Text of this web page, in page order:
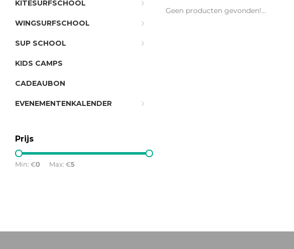
KITESURFSCHOOL
WINGSURFSCHOOL
SUP SCHOOL
KIDS CAMPS
CADEAUBON
EVENEMENTENKALENDER
Prijs
Min: €0 Max: €5
Geen producten gevonden!...